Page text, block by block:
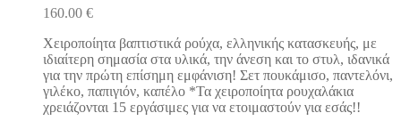
160.00 €
Χειροποίητα βαπτιστικά ρούχα, ελληνικής κατασκευής, με
ιδιαίτερη σημασία στα υλικά, την άνεση και το στυλ, ιδανικά
για την πρώτη επίσημη εμφάνιση! Σετ πουκάμισο, παντελόνι,
γιλέκο, παπιγιόν, καπέλο *Τα χειροποίητα ρουχαλάκια
χρειάζονται 15 εργάσιμες για να ετοιμαστούν για εσάς!!